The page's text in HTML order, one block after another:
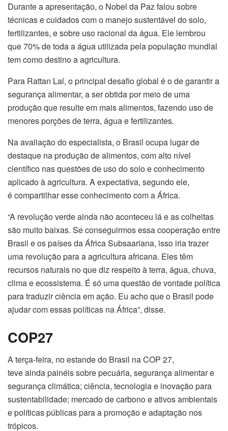
Durante a apresentação, o Nobel da Paz falou sobre
técnicas e cuidados com o manejo sustentável do solo,
fertilizantes, e sobre uso racional da água. Ele lembrou
que 70% de toda a água utilizada pela população mundial
tem como destino a agricultura.
Para Rattan Lal, o principal desafio global é o de garantir a
segurança alimentar, a ser obtida por meio de uma
produção que resulte em mais alimentos, fazendo uso de
menores porções de terra, água e fertilizantes.
Na avaliação do especialista, o Brasil ocupa lugar de
destaque na produção de alimentos, com alto nível
científico nas questões de uso do solo e conhecimento
aplicado à agricultura. A expectativa, segundo ele,
é compartilhar esse conhecimento com a África.
“A revolução verde ainda não aconteceu lá e as colheitas
são muito baixas. Se conseguirmos essa cooperação entre
Brasil e os países da África Subsaariana, isso iria trazer
uma revolução para a agricultura africana. Eles têm
recursos naturais no que diz respeito à terra, água, chuva,
clima e ecossistema. É só uma questão de vontade política
para traduzir ciência em ação. Eu acho que o Brasil pode
ajudar com essas políticas na África”, disse.
COP27
A terça-feira, no estande do Brasil na COP 27,
teve ainda painéis sobre pecuária, segurança alimentar e
segurança climática; ciência, tecnologia e inovação para
sustentabilidade; mercado de carbono e ativos ambientais
e políticas públicas para a promoção e adaptação nos
trópicos.